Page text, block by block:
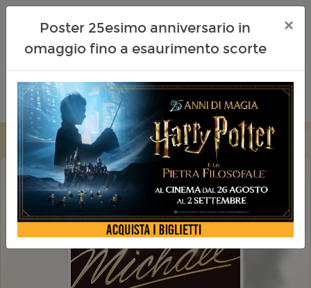
MICHAEL
Poster 25esimo anniversario in
omaggio fino a esaurimento scorte
×